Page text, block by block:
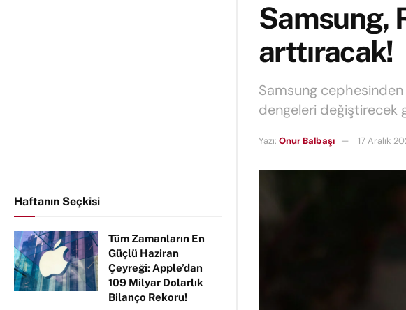
Haftanın Seçkisi
Tüm Zamanların En
Güçlü Haziran
Çeyreği: Apple’dan
109 Milyar Dolarlık
Bilanço Rekoru!
Samsung,
arttıracak!
Samsung cephesinden
dengeleri değiştirecek
Yazı: Onur Balbaşı 17 Aralık